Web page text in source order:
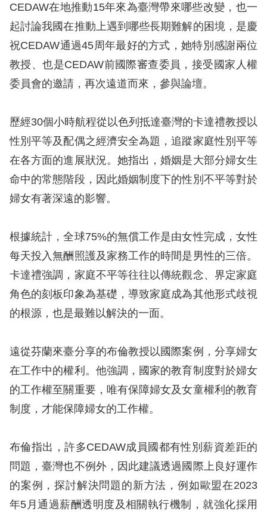
語
言
兒少版
首
頁
網
站
導
網
站
安
全
策
隱
私
保
護
政
策
CEDAW在地推動15年來為臺灣帶來哪些改變，也一
起討論我國在推動上遇到哪些長期難解的困境，是慶
祝CEDAW通過45周年最好的方式，她特別感謝兩位
教授、也是CEDAW前國際審查委員，接受國家人權
委員會的邀請，再次遠道而來，參與論壇。
歷經30個小時航程從以色列抵達臺灣的卡達禮教授以
性別平等及配偶之經濟安全為題，追蹤家庭性別平等
在各方面的進展狀況。她指出，婚姻是大部分婦女生
命中的常態階段，因此婚姻制度下的性別不平等對於
婦女有著深遠的影響。
根據統計，全球75%的無償工作是由女性完成，女性
每天投入無酬照護及家務工作的時間是男性的三倍。
卡達禮強調，家庭不平等往往以傳統觀念、界定家庭
角色的刻板印象為基礎，導致家庭成為其他形式歧視
的根源，也是最難以解決的一面。
遠從芬蘭來臺分享的布倫教授以國際案例，分享婦女
在工作中的權利。他強調，國家的教育制度對於婦女
的工作權至關重要，唯有保障婦女及女童權利的教育
制度，才能保障婦女的工作權。
布倫指出，許多CEDAW成員國都有性別薪資差距的
問題，臺灣也不例外，因此建議透過國際上良好運作
的案例，探討解決問題的新方法，例如歐盟在2023
年5月通過薪酬透明度及相關執行機制，就強化採用